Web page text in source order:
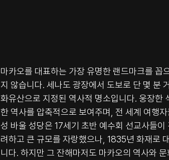
마카오를 대표하는 가장 유명한 랜드마크를 꼽
지 않습니다. 세나도 광장에서 도보로 단 몇 분
화유산으로 지정된 역사적 명소입니다. 웅장한
한 역사를 압축적으로 보여주며, 전 세계 여행
성 바울 성당은 17세기 초반 예수회 선교사들
려하고 큰 규모를 자랑했으나, 1835년 화재로
니다. 하지만 그 잔해마저도 마카오의 역사와